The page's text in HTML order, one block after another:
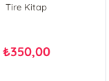
Tire Kitap
₺350,00